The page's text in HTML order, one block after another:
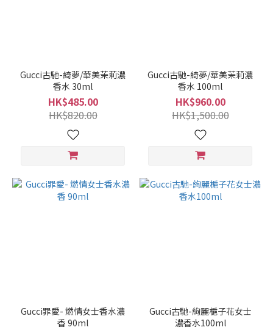
Gucci古馳-綺夢/華美茉莉濃
香水 30ml
HK$485.00
HK$820.00
Gucci古馳-綺夢/華美茉莉濃
香水 100ml
HK$960.00
HK$1,500.00
Gucci罪愛- 燃情女士香水濃
香 90ml
Gucci古馳-絢麗梔子花女士
濃香水100ml